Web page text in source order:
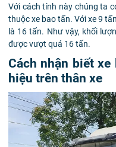
Với cách tính này chúng ta
thuộc xe bao tấn. Với xe 9
là 16 tấn. Như vậy, khối
được vượt quá 16 tấn.
Cách nhận biết
hiệu trên thân xe